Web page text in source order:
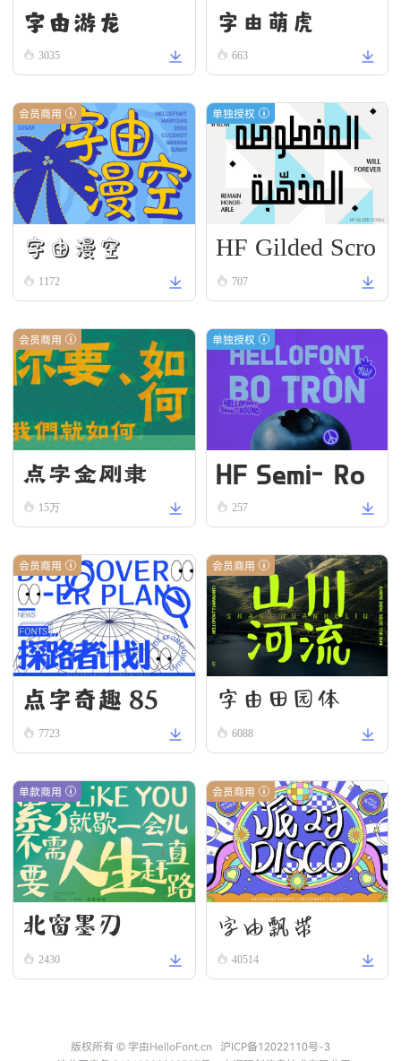
字由游龙
3035
字由萌虎
663
会员商用
字由漫空
1172
单独授权
HF Gilded Scro
ll 707
会员商用
点字金刚隶
15万
单独授权
HF Semi-Ro
und VN Bold
257
会员商用
点字奇趣 85
7723
会员商用
字由田园体
6088
单款商用
北窗墨刃
2430
会员商用
字由飘带
40514
版权所有 © 字由HelloFont.cn
沪ICP备12022110号-3